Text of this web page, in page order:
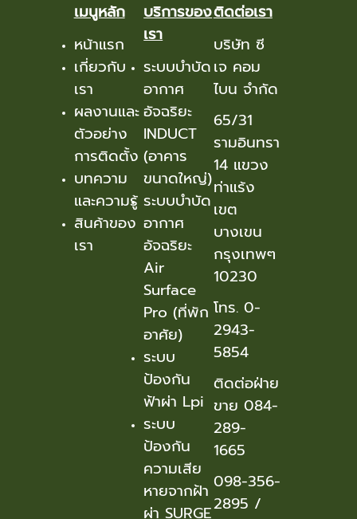
เมนูหลัก
หน้าแรก
เกี่ยวกับ
เรา
ผลงานและ
ตัวอย่าง
การติดตั้ง
บทความ
และความรู้
สินค้าของ
เรา
บริการของ
เรา
ระบบบำบัด
อากาศ
อัจฉริยะ
INDUCT
(อาคาร
ขนาดใหญ่)
ระบบบำบัด
อากาศ
อัจฉริยะ
Air
Surface
Pro (ที่พัก
อาศัย)
ระบบ
ป้องกัน
ฟ้าผ่า Lpi
ระบบ
ป้องกัน
ความเสีย
หายจากฝ้า
ผ่า SURGE
ติดต่อเรา
บริษัท ซี
เจ คอม
ไบน จำกัด
65/31
รามอินทรา
14 แขวง
ท่าแร้ง
เขต
บางเขน
กรุงเทพๆ
10230
โทร. 0-
2943-
5854
ติดต่อฝ่าย
ขาย 084-
289-
1665
098-356-
2895 /